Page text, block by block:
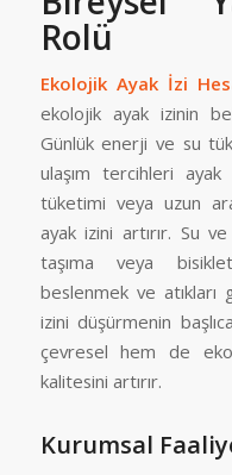
Rolü
Ekolojik Ayak İzi
ekolojik ayak izinin
Günlük enerji ve su
ulaşım tercihleri
tüketimi veya uzun
ayak izini artırır. Su
taşıma veya
beslenmek ve
izini düşürmenin
çevresel hem de
kalitesini artırır.
Kurumsal